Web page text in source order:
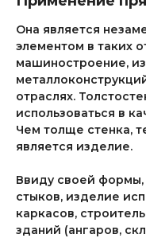
Она является
элементом в таких
машиностроение,
отраслях.
использоваться в
Чем толще стенка,
является изделие.
Ввиду своей
стыков, изделие
каркасов,
зданий (ангаров,